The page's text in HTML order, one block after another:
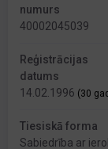
numurs
40002045039
Reģistrācijas
datums
14.02.1996 (30
Tiesiskā forma
Sabiedrība ar